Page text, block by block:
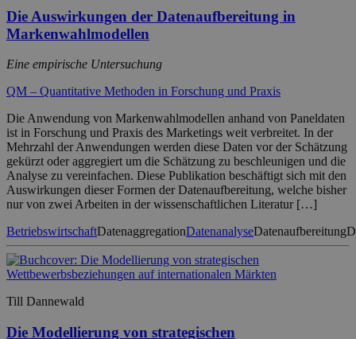
Die Auswirkungen der Datenaufbereitung in
Markenwahlmodellen
Eine empirische Untersuchung
QM – Quantitative Methoden in Forschung und Praxis
Die Anwendung von Markenwahlmodellen anhand von Paneldaten
ist in Forschung und Praxis des Marketings weit verbreitet. In der
Mehrzahl der Anwendungen werden diese Daten vor der Schätzung
gekürzt oder aggregiert um die Schätzung zu beschleunigen und die
Analyse zu vereinfachen. Diese Publikation beschäftigt sich mit den
Auswirkungen dieser Formen der Datenaufbereitung, welche bisher
nur von zwei Arbeiten in der wissenschaftlichen Literatur […]
BetriebswirtschaftDatenaggregationDatenanalyseDatenaufbereitung
Till Dannewald
Die Modellierung von strategischen